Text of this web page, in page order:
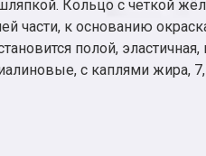
Кольцо с четкой
части, к основанию
полой, эластичная,
с каплями жира,